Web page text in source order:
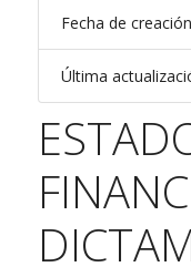
Fecha de creación
Última